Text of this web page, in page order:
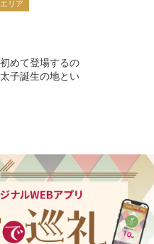
リア
めて登場するの
子誕生の地とい